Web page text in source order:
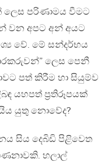
ලෙස පරිණාමය වීමට
වන අපට අන් අයට
වේ. මේ සන්දර්භය
ලෙස පෙනී
පත් කිරීම හා සියුම්ව
යහපත් ප්‍රතිරූපයක්
යුතු නොවේද?
සිය දෙබිඩි පිළිවෙත
හලාල්